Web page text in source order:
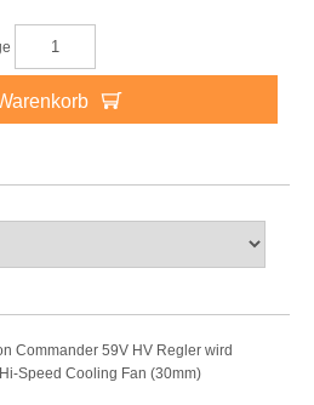
Commander 59V HV Regler wird
Speed Cooling Fan (30mm)